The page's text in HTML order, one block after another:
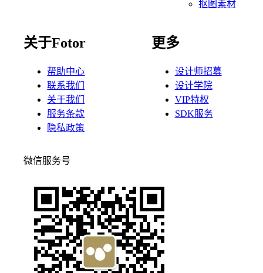
抠图素材
关于Fotor
帮助中心
联系我们
关于我们
服务条款
隐私政策
更多
设计师招募
设计学院
VIP特权
SDK服务
微信服务号